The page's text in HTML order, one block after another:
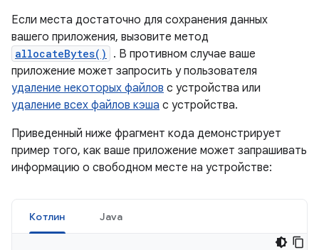
Если места достаточно для сохранения данных
вашего приложения, вызовите метод
allocateBytes()
. В противном случае ваше
приложение может запросить у пользователя
удаление некоторых файлов с устройства или
удаление всех файлов кэша с устройства.
Приведенный ниже фрагмент кода демонстрирует
пример того, как ваше приложение может запрашивать
информацию о свободном месте на устройстве:
Котлин Java